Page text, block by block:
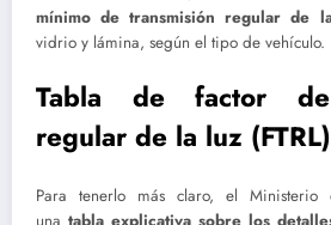
mínimo de transmisión regular de
vidrio y lámina, según el tipo de vehículo.
Tabla de factor de
regular de la luz (FTRL)
Para tenerlo más claro, el Ministerio